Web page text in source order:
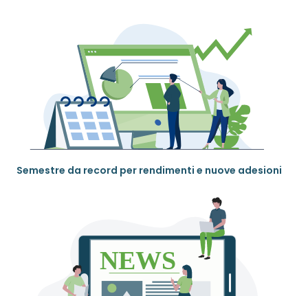
Semestre da record per rendimenti e nuove adesioni